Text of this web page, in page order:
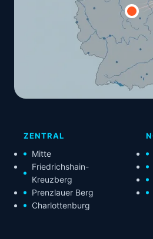
ZENTRAL
Mitte
Friedrichshain-
Kreuzberg
Prenzlauer Berg
Charlottenburg